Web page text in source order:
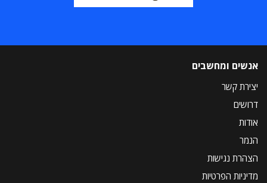
אנשים ומחשבים
יצירת קשר
דרושים
אודות
הנמר
הצהרת נגישות
מדיניות הפרטיות